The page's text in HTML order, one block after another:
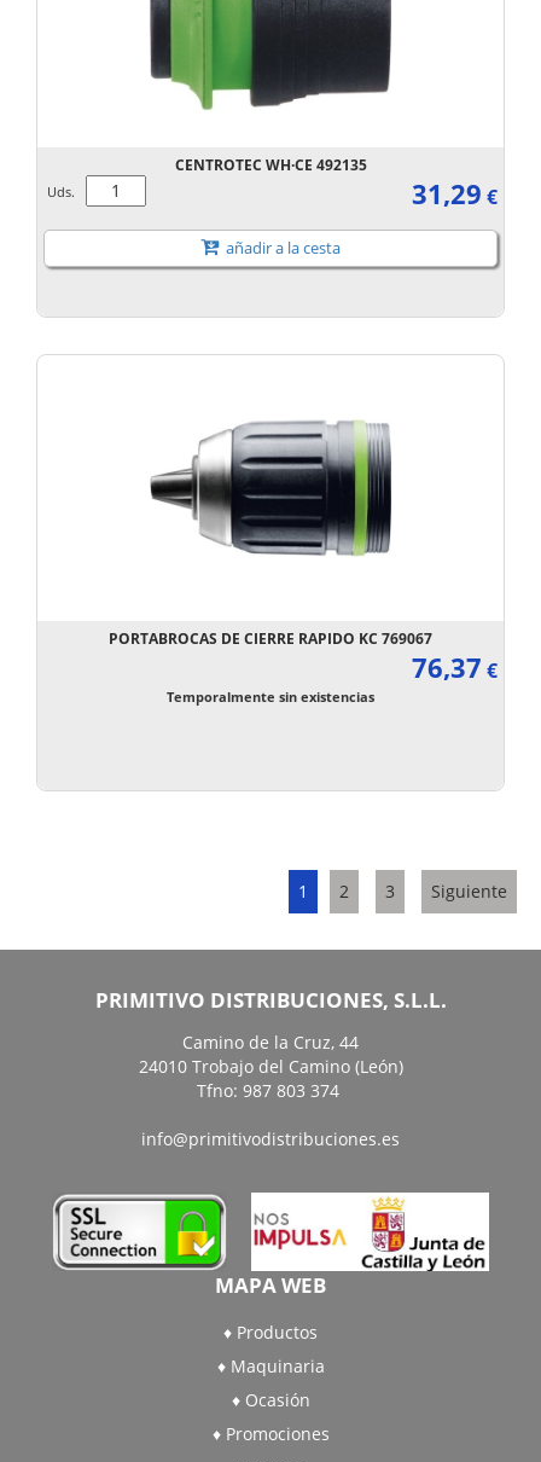
CENTROTEC WH·CE 492135
Uds. 31,29 €
añadir a la cesta
PORTABROCAS DE CIERRE RAPIDO KC 769067
76,37 €
Temporalmente sin existencias
1 2 3 Siguiente
PRIMITIVO DISTRIBUCIONES, S.L.L.
Camino de la Cruz, 44
24010 Trobajo del Camino (León)
Tfno: 987 803 374
info@primitivodistribuciones.es
MAPA WEB
Productos
Maquinaria
Ocasión
Promociones